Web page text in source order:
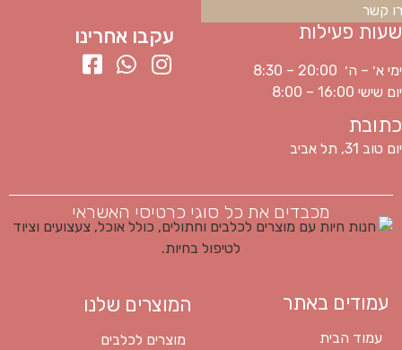
קשר
שעות פעילות
ימי א׳ – ה׳ 20:00 – 8:30
יום שישי 16:00 – 8:00
כתובת
יום טוב 31, תל אביב
עקבו אחרינו
מכבדים את כל סוגי כרטיסי האשראי
עמודים באתר
עמוד הבית
המוצרים שלנו
מוצרים לכלבים